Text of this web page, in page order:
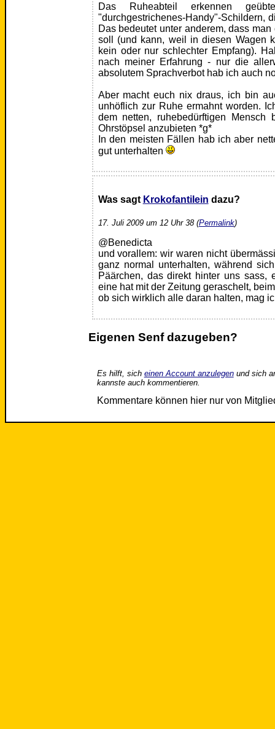
Das Ruheabteil erkennen
"durchgestrichenes-Handy"-Schildern,
Das bedeutet unter anderem, dass
soll (und kann, weil in diesen Wagen
kein oder nur schlechter Empfang).
nach meiner Erfahrung - nur die
absolutem Sprachverbot hab ich auch
Aber macht euch nix draus, ich bin
unhöflich zur Ruhe ermahnt worden.
dem netten, ruhebedürftigen Mensch
Ohrstöpsel anzubieten *g*
In den meisten Fällen hab ich aber
gut unterhalten
Was sagt Krokofantilein dazu?
17. Juli 2009 um 12 Uhr 38 (Permalink)
@Benedicta
und vorallem: wir waren nicht
ganz normal unterhalten, während
Päärchen, das direkt hinter uns sass,
eine hat mit der Zeitung geraschelt,
ob sich wirklich alle daran halten, mag
Eigenen Senf dazugeben?
Es hilft, sich einen Account anzulegenund sich
kannste auch kommentieren.
Kommentare können hier nur von